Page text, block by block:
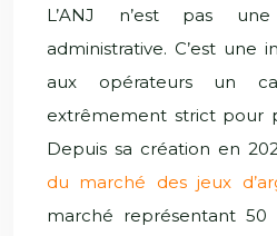
L’ANJ n’est pas
administrative. C’est une
aux opérateurs un
extrêmement strict pour
Depuis sa création en
du marché des jeux
marché représentant 50